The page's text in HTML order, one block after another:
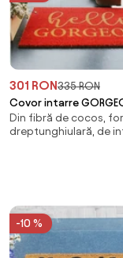
301 RON335 RON
Covor intarre
40x70 cm, forma
dreptunghiulara, fibra
Din fibră de cocos,
dreptunghiulară, de
-10 %